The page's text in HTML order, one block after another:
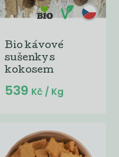
Bio kávové
sušenky s
kokosem
539 Kč / Kg